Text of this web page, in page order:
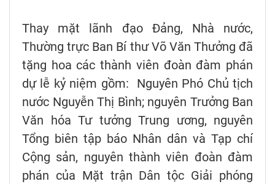
Thay mặt lãnh đạo Đảng, Nhà nước,
Thường trực Ban Bí thư Võ Văn Thưởng đã
tặng hoa các thành viên đoàn đàm phán
dự lễ kỷ niệm gồm: Nguyên Phó Chủ tịch
nước Nguyễn Thị Bình; nguyên Trưởng Ban
Văn hóa Tư tưởng Trung ương, nguyên
Tổng biên tập báo Nhân dân và Tạp chí
Cộng sản, nguyên thành viên đoàn đàm
phán của Mặt trận Dân tộc Giải phóng